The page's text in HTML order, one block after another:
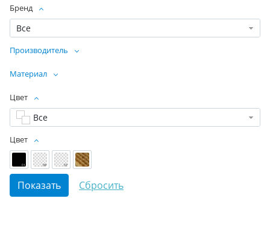
Бренд
Все
Производитель
Материал
Цвет
Все
Цвет